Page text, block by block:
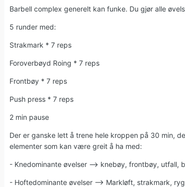
Barbell complex generelt kan funke. Du gjør alle
5 runder med:
Strakmark * 7 reps
Foroverbøyd Roing * 7 reps
Frontbøy * 7 reps
Push press * 7 reps
2 min pause
Der er ganske lett å trene hele kroppen på 30 min,
elementer som kan være greit å ha med:
- Knedominante øvelser --> knebøy, frontbøy, utfall,
- Hoftedominante øvelser --> Markløft, strakmark,